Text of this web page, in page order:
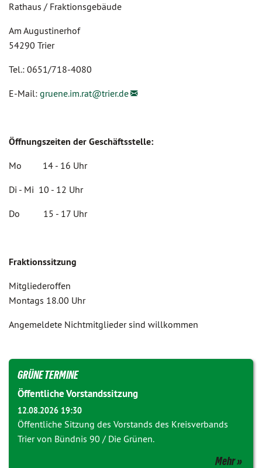
Rathaus / Fraktionsgebäude
Am Augustinerhof
54290 Trier
Tel.: 0651/718-4080
E-Mail: gruene.im.rat@trier.de
Öffnungszeiten der Geschäftsstelle:
Mo 14 - 16 Uhr
Di - Mi 10 - 12 Uhr
Do 15 - 17 Uhr
Fraktionssitzung
Mitgliederoffen
Montags 18.00 Uhr
Angemeldete Nichtmitglieder sind willkommen
GRÜNE TERMINE
Öffentliche Vorstandssitzung
12.08.2026 19:30
Öffentliche Sitzung des Vorstands des Kreisverbands
Trier von Bündnis 90 / Die Grünen.
Mehr